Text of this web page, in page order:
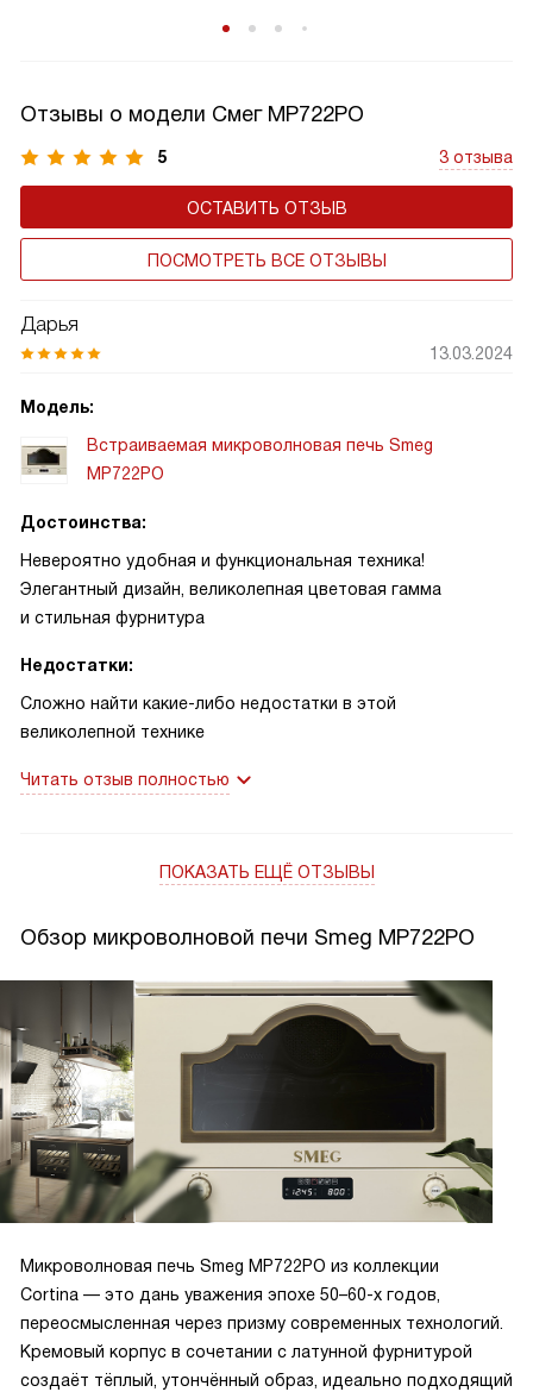
Отзывы о модели Смег MP722PO
5 3 отзыва
ОСТАВИТЬ ОТЗЫВ
ПОСМОТРЕТЬ ВСЕ ОТЗЫВЫ
Дарья
13.03.2024
Модель:
Встраиваемая микроволновая печь Smeg
MP722PO
Достоинства:
Невероятно удобная и функциональная техника!
Элегантный дизайн, великолепная цветовая гамма
и стильная фурнитура
Недостатки:
Сложно найти какие-либо недостатки в этой
великолепной технике
Читать отзыв полностью
ПОКАЗАТЬ ЕЩЁ ОТЗЫВЫ
Обзор микроволновой печи Smeg MP722PO
Микроволновая печь Smeg MP722PO из коллекции
Cortina — это дань уважения эпохе 50–60-х годов,
переосмысленная через призму современных технологий.
Кремовый корпус в сочетании с латунной фурнитурой
создаёт тёплый, утончённый образ, идеально подходящий